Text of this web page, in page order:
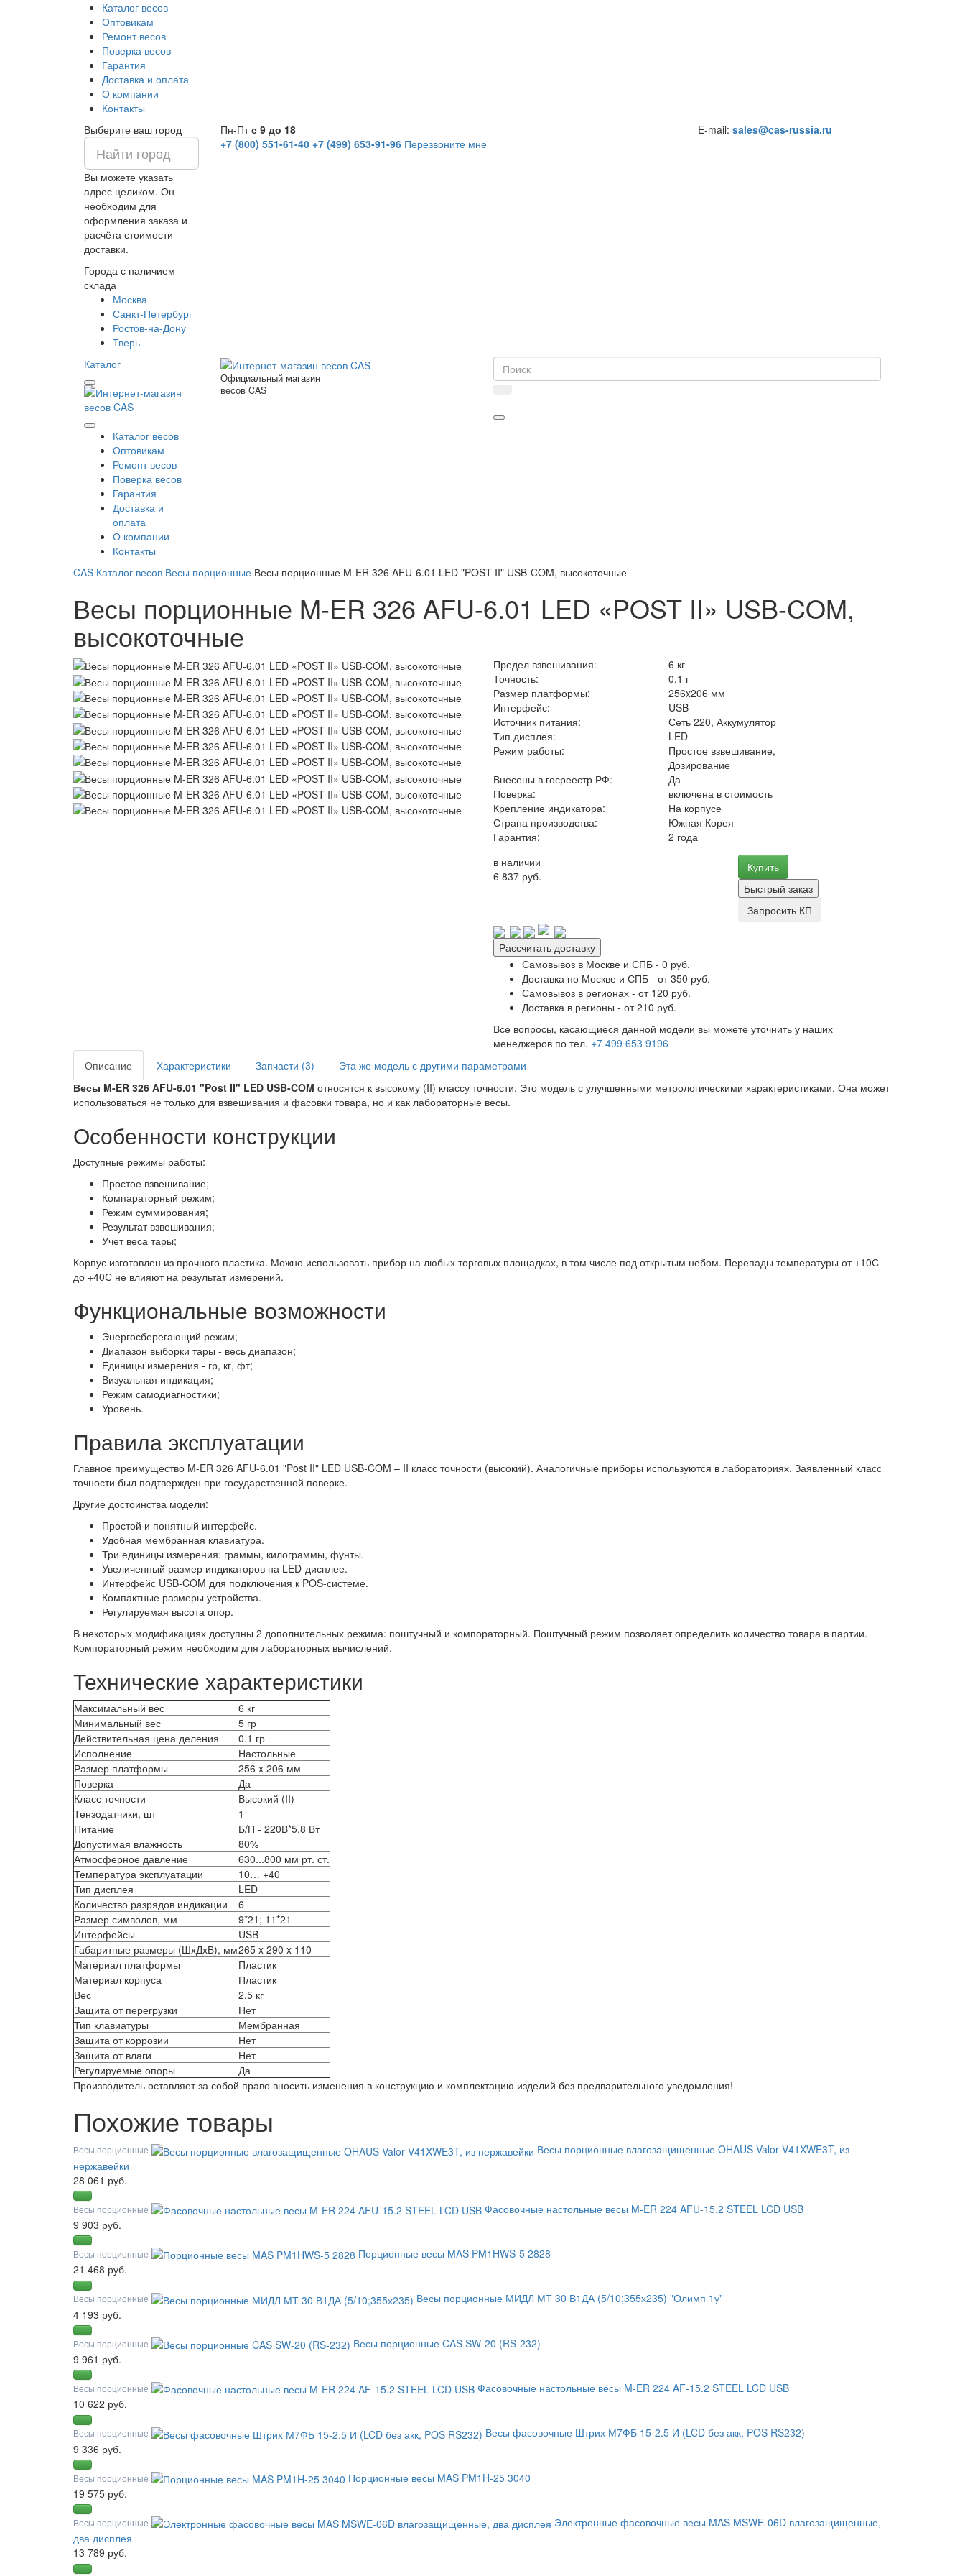
Каталог весов
Оптовикам
Ремонт весов
Поверка весов
Гарантия
Доставка и оплата
О компании
Контакты
Выберите ваш город
Вы можете указать
адрес целиком. Он
необходим для
оформления заказа и
расчёта стоимости
доставки.
Города с наличием
склада
Москва
Санкт-Петербург
Ростов-на-Дону
Тверь
Пн-Птс 9 до 18
+7 (800) 551-61-40 +7 (499) 653-91-96 Перезвоните мне
E-mail: sales@cas-russia.ru
Каталог
Каталог весов
Оптовикам
Ремонт весов
Поверка весов
Гарантия
Доставка и
оплата
О компании
Контакты
Официальный магазин
весов CAS
CAS Каталог весов Весы порционные Весы порционные M-ER 326 AFU-6.01 LED "POST II" USB-COM, высокоточные
Весы порционные M-ER 326 AFU-6.01 LED «POST II» USB-COM,
высокоточные
Предел взвешивания:
6 кг
Точность:
0.1 г
Размер платформы:
256x206 мм
Интерфейс:
USB
Источник питания:
Сеть 220, Аккумулятор
Тип дисплея:
LED
Режим работы:
Простое взвешивание,
Дозирование
Внесены в госреестр РФ:
Да
Поверка:
включена в стоимость
Крепление индикатора:
На корпусе
Страна производства:
Южная Корея
Гарантия:
2 года
в наличии
6 837 руб.
Купить
Быстрый заказ
Запросить КП
Рассчитать доставку
Самовывоз в Москве и СПБ - 0 руб.
Доставка по Москве и СПБ - от 350 руб.
Самовывоз в регионах - от 120 руб.
Доставка в регионы - от 210 руб.
Все вопросы, касающиеся данной модели вы можете уточнить у наших
менеджеров по тел. +7 499 653 9196
Описание
Характеристики Запчасти (3)
Эта же модель с другими параметрами
Весы M-ER 326 AFU-6.01 "Post II" LED USB-COM относятся к высокому (II) классу точности. Это модель с улучшенными метрологическими характеристиками. Она может
использоваться не только для взвешивания и фасовки товара, но и как лабораторные весы.
Особенности конструкции
Доступные режимы работы:
Простое взвешивание;
Компараторный режим;
Режим суммирования;
Результат взвешивания;
Учет веса тары;
Корпус изготовлен из прочного пластика. Можно использовать прибор на любых торговых площадках, в том числе под открытым небом. Перепады температуры от +10С
до +40С не влияют на результат измерений.
Функциональные возможности
Энергосберегающий режим;
Диапазон выборки тары - весь диапазон;
Единицы измерения - гр, кг, фт;
Визуальная индикация;
Режим самодиагностики;
Уровень.
Правила эксплуатации
Главное преимущество M-ER 326 AFU-6.01 "Post II" LED USB-COM – II класс точности (высокий). Аналогичные приборы используются в лабораториях. Заявленный класс
точности был подтвержден при государственной поверке.
Другие достоинства модели:
Простой и понятный интерфейс.
Удобная мембранная клавиатура.
Три единицы измерения: граммы, килограммы, фунты.
Увеличенный размер индикаторов на LED-дисплее.
Интерфейс USB-COM для подключения к POS-системе.
Компактные размеры устройства.
Регулируемая высота опор.
В некоторых модификациях доступны 2 дополнительных режима: поштучный и компораторный. Поштучный режим позволяет определить количество товара в партии.
Компораторный режим необходим для лабораторных вычислений.
Технические характеристики
Максимальный вес
6 кг
Минимальный вес
5 гр
Действительная цена деления
0.1 гр
Исполнение
Настольные
Размер платформы
256 x 206 мм
Поверка
Да
Класс точности
Высокий (II)
Тензодатчики, шт
1
Питание
Б/П - 220В*5,8 Вт
Допустимая влажность
80%
Атмосферное давление
630...800 мм рт. ст.
Температура эксплуатации
10… +40
Тип дисплея
LED
Количество разрядов индикации
6
Размер символов, мм
9*21; 11*21
Интерфейсы
USB
Габаритные размеры (ШхДхВ), мм265 x 290 x 110
Материал платформы
Пластик
Материал корпуса
Пластик
Вес
2,5 кг
Защита от перегрузки
Нет
Тип клавиатуры
Мембранная
Защита от коррозии
Нет
Защита от влаги
Нет
Регулируемые опоры
Да
Производитель оставляет за собой право вносить изменения в конструкцию и комплектацию изделий без предварительного уведомления!
Похожие товары
Весы порционные
Весы порционные влагозащищенные OHAUS Valor V41XWE3T, из
нержавейки
28 061 руб.
Весы порционные
Фасовочные настольные весы M-ER 224 AFU-15.2 STEEL LCD USB
9 903 руб.
Весы порционные
Порционные весы MAS PM1HWS-5 2828
21 468 руб.
Весы порционные
Весы порционные МИДЛ МТ 30 В1ДА (5/10;355х235) "Олимп 1у"
4 193 руб.
Весы порционные
Весы порционные CAS SW-20 (RS-232)
9 961 руб.
Весы порционные
Фасовочные настольные весы M-ER 224 AF-15.2 STEEL LCD USB
10 622 руб.
Весы порционные
Весы фасовочные Штрих М7ФБ 15-2.5 И (LCD без акк, POS RS232)
9 336 руб.
Весы порционные
Порционные весы MAS PM1H-25 3040
19 575 руб.
Весы порционные
Электронные фасовочные весы MAS MSWE-06D влагозащищенные,
два дисплея
13 789 руб.